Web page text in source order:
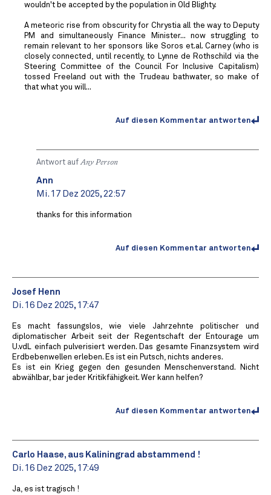
wouldn't be accepted by the population in Old Blighty.
A meteoric rise from obscurity for Chrystia all the way to Deputy
PM and simultaneously Finance Minister... now struggling to
remain relevant to her sponsors like Soros et.al. Carney (who is
closely connected, until recently, to Lynne de Rothschild via the
Steering Committee of the Council For Inclusive Capitalism)
tossed Freeland out with the Trudeau bathwater, so make of
that what you will...
Auf diesen Kommentar antworten
Antwort aufAny Person
Ann
Mi. 17 Dez 2025, 22:57
thanks for this information
Auf diesen Kommentar antworten
Josef Henn
Di. 16 Dez 2025, 17:47
Es macht fassungslos, wie viele Jahrzehnte politischer und
diplomatischer Arbeit seit der Regentschaft der Entourage um
U.vdL einfach pulverisiert werden. Das gesamte Finanzsystem wird
Erdbebenwellen erleben. Es ist ein Putsch, nichts anderes.
Es ist ein Krieg gegen den gesunden Menschenverstand. Nicht
abwählbar, bar jeder Kritikfähigkeit. Wer kann helfen?
Auf diesen Kommentar antworten
Carlo Haase, aus Kaliningrad abstammend !
Di. 16 Dez 2025, 17:49
Ja, es ist tragisch !